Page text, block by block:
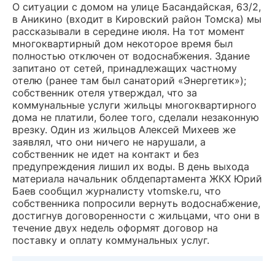
О ситуации с домом на улице Басандайская, 63/2,
в Аникино (входит в Кировский район Томска) мы
рассказывали в середине июля. На тот момент
многоквартирный дом некоторое время был
полностью отключен от водоснабжения. Здание
запитано от сетей, принадлежащих частному
отелю (ранее там был санаторий «Энергетик»);
собственник отеля утверждал, что за
коммунальные услуги жильцы многоквартирного
дома не платили, более того, сделали незаконную
врезку. Один из жильцов Алексей Михеев же
заявлял, что они ничего не нарушали, а
собственник не идет на контакт и без
предупреждения лишил их воды. В день выхода
материала начальник облдепартамента ЖКХ Юрий
Баев сообщил журналисту vtomske.ru, что
собственника попросили вернуть водоснабжение,
достигнув договоренности с жильцами, что они в
течение двух недель оформят договор на
поставку и оплату коммунальных услуг.